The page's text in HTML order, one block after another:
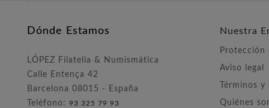
Dónde Estamos
LÓPEZ Filatelia & Numismática
Calle Entença 42
Barcelona 08015 - España
Teléfono: 93 325 79 93
Nuestra
Protección
Aviso legal
Términos
Quiénes